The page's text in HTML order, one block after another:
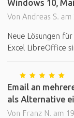
Windows 10,
Von Andreas S.
Neue Lösungen
Excel LibreOffice
Email an
als Alternative
Von Franz N. am